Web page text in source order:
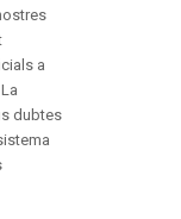
a
dubtes